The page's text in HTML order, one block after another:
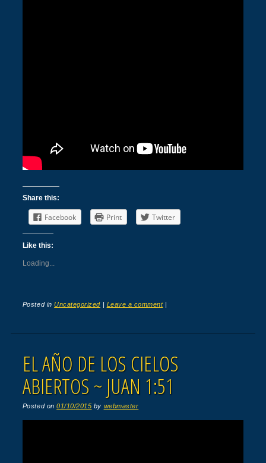
Share this:
Facebook Print Twitter
Like this:
Loading...
Posted inUncategorized | Leave a comment |
EL AÑO DE LOS CIELOS
ABIERTOS ~ JUAN 1:51
Posted on01/10/2015 by webmaster